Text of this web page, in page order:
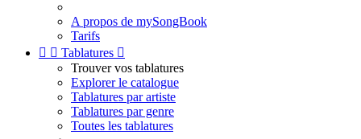
A propos de mySongBook
Tarifs
  Tablatures 
Trouver vos tablatures
Explorer le catalogue
Tablatures par artiste
Tablatures par genre
Toutes les tablatures